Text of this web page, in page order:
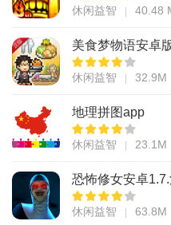
休闲益智 40.48
美食梦物语安卓
休闲益智 32.9M
地理拼图app
休闲益智 23.1M
恐怖修女安卓
休闲益智 63.8M